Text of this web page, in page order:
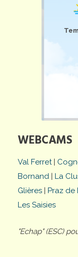
WEBCAMS
Val Ferret|
Bornand | La
Glières | Praz de
Les Saisies
"Echap" (ESC)